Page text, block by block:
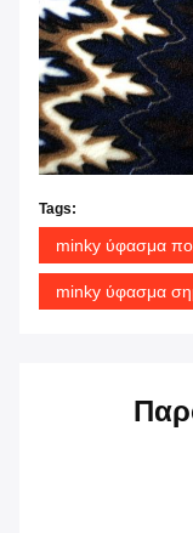
Tags:
minky ύφασμα
minky ύφασμα